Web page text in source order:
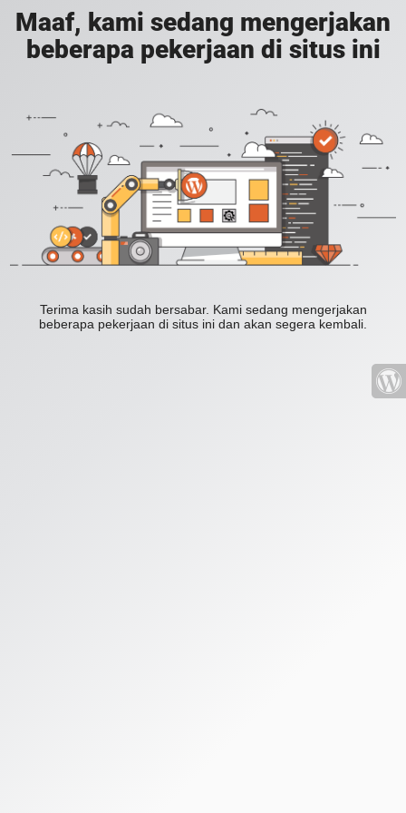
Maaf, kami sedang mengerjakan
beberapa pekerjaan di situs ini
Terima kasih sudah bersabar. Kami sedang mengerjakan
beberapa pekerjaan di situs ini dan akan segera kembali.